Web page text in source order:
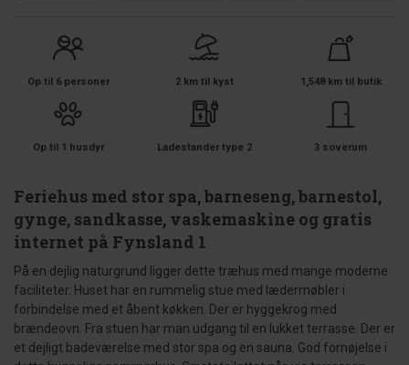
Op til 6 personer 2 km til kyst 1,548 km til butik
Op til 1 husdyr Ladestander type 2 3 soverum
Feriehus med stor spa, barneseng, barnestol,
gynge, sandkasse, vaskemaskine og gratis
internet på Fynsland 1
På en dejlig naturgrund ligger dette træhus med mange moderne
faciliteter. Huset har en rummelig stue med lædermøbler i
forbindelse med et åbent køkken. Der er hyggekrog med
brændeovn. Fra stuen har man udgang til en lukket terrasse. Der er
et dejligt badeværelse med stor spa og en sauna. God fornøjelse i